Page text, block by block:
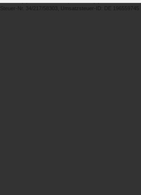
Steuer-Nr. 34/217/58303, Umsatzsteuer-ID: DE 196559745